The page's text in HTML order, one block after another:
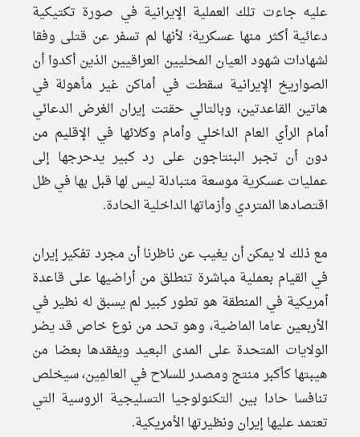
عليه جاءت تلك العملية الإيرانية في صورة تكتيكية
دعائية أكثر منها عسكرية؛ لأنها لم تسفر عن قتلى وفقا
لشهادات شهود العيان المحليين العراقيين الذين أكدوا أن
الصواريخ الإيرانية سقطت في أماكن غير مأهولة في
هاتين القاعدتين، وبالتالي حقتت إيران الغرض الدعائي
أمام الرأي العام الداخلي وأمام وكلائها في الإقليم من
دون أن تجبر البنتاجون على رد كبير يدحرجها إلى
عمليات عسكرية موسعة متبادلة ليس لها قبل بها في ظل
اقتصادها المتردي وأزماتها الداخلية الحادة.
مع ذلك لا يمكن أن يغيب عن ناظرنا أن مجرد تفكير إيران
في القيام بعملية مباشرة تنطلق من أراضيها على قاعدة
أمريكية في المنطقة هو تطور كبير لم يسبق له نظير في
الأربعين عاما الماضية، وهو تحد من نوع خاص قد يضر
الولايات المتحدة على المدى البعيد ويفقدها بعضا من
هيبتها كأكبر منتج ومصدر للسلاح في العالمِين، سيخلص
تنافسا حادا بين التكنولوجيا التسليجية الروسية التي
تعتمد عليها إيران ونظيرتها الأمريكية.